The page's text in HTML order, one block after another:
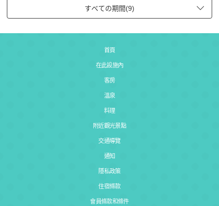
首頁
在此設施內
客房
溫泉
料理
附近觀光景點
交通導覽
通知
隱私政策
住宿條款
會員條款和條件